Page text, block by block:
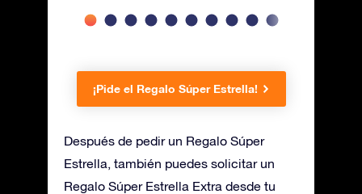
¡Pide el Regalo Súper Estrella!
Después de pedir un Regalo Súper
Estrella, también puedes solicitar un
Regalo Súper Estrella Extra desde tu